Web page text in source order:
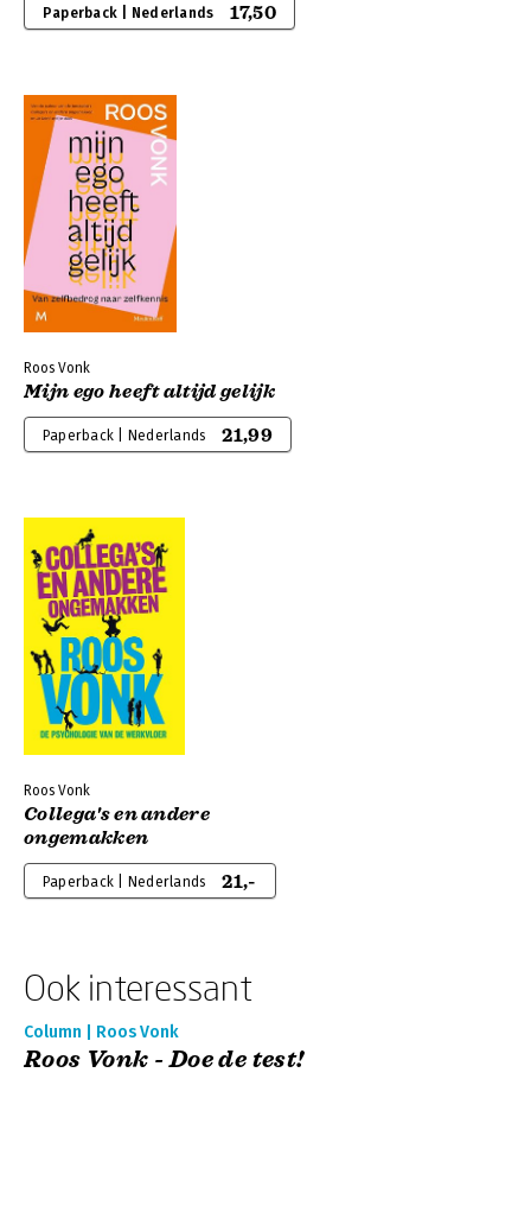
Paperback | Nederlands 17,50
Roos Vonk
Mijn ego heeft altijd gelijk
Paperback | Nederlands 21,99
Roos Vonk
Collega's en andere
ongemakken
Paperback | Nederlands 21,-
Ook interessant
Column | Roos Vonk
Roos Vonk - Doe de test!